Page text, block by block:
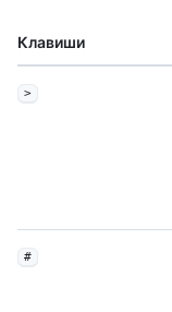
Клавиши
>
#